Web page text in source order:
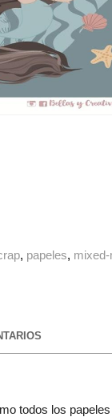
papeles
todos los